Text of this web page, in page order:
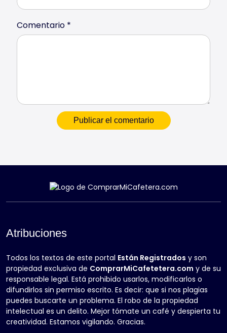
Comentario *
Atribuciones
Todos los textos de este portal Están Registrados y son
propiedad exclusiva de ComprarMiCafetetera.com y de su
responsable legal. Está prohibido usarlos, modificarlos o
difundirlos sin permiso escrito. Es decir: que si nos plagias
puedes buscarte un problema. El robo de la propiedad
intelectual es un delito. Mejor tómate un café y despierta tu
creatividad. Estamos vigilando. Gracias.